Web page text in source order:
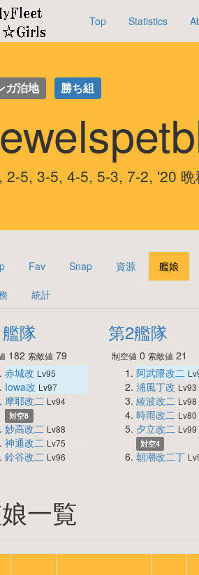
Top Statistics
ガ泊地 勝ち組
2-5, 3-5, 4-5, 5-3, 7-2, '20
Fav Snap 資源 艦娘
統計
隊
182 索敵値 79
赤城改 Lv95
Iowa改 Lv97
摩耶改二 Lv94
対空8
妙高改二 Lv88
神通改二 Lv75
鈴谷改二 Lv96
第2艦隊
制空値0 索敵値21
阿武隈改二
浦風丁改 Lv93
綾波改二 Lv98
時雨改二 Lv80
夕立改二 Lv99
対空4
朝潮改二丁
一覧